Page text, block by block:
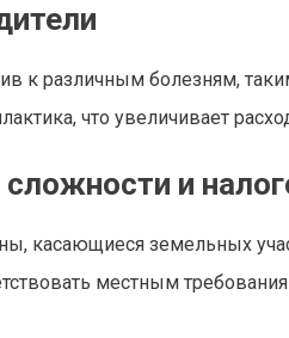
к различным болезням,
что увеличивает
и
касающиеся земельных
местным